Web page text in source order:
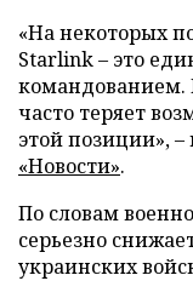
«На некоторых
Starlink – это
командованием.
часто теряет
этой позиции»,
«Новости».
По словам
серьезно
украинских